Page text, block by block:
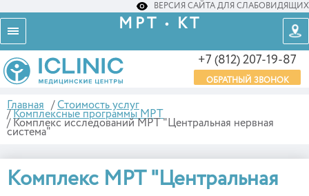
ВЕРСИЯ САЙТА ДЛЯ СЛАБОВИДЯЩИХ
МРТ • КТ
+7 (812) 207-19-87
ОБРАТНЫЙ ЗВОНОК
Главная / Стоимость услуг
/ Комплексные программы МРТ
/ Комплекс исследований МРТ "Центральная нервная
система"
Комплекс МРТ "Центральная